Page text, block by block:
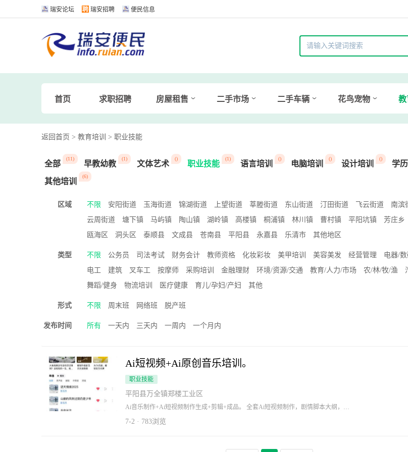
瑞安论坛 瑞安招聘 便民信息
首页 求职招聘 房屋租售 二手市场 二手车辆 花鸟宠物 教
返回首页 > 教育培训 > 职业技能
全部
(11)
早教幼教
(1)
文体艺术
()
职业技能
(1)
语言培训
()
电脑培训
()
设计培训
()
学
其他培训
(6)
区域 不限 安阳街道 玉海街道 锦湖街道 上望街道 莘塍街道 东山街道 汀田街道 飞云街道 南滨
云周街道
塘下镇 马屿镇 陶山镇 湖岭镇 高楼镇 桐浦镇 林川镇 曹村镇 平阳坑镇 芳庄乡
瓯海区
洞头区 泰顺县 文成县 苍南县 平阳县 永嘉县 乐清市 其他地区
类型 不限 公务员 司法考试 财务会计 教师资格 化妆彩妆 美甲培训 美容美发 经营管理 电器/
电工
建筑 叉车工 按摩师 采购培训 金融理财 环境/资源/交通 教育/人力/市场 农/林/牧/渔
舞蹈/健身
物流培训 医疗健康 育儿/孕妇/产妇 其他
形式 不限 周末班 网络班 脱产班
发布时间 所有 一天内 三天内 一周内 一个月内
Ai短视频+Ai原创音乐培训。
职业技能
平阳县万全镇郑楼工业区
Ai音乐制作+Ai短视频制作生成+剪辑+成品。 全套Ai短视频制作，剧情脚本大纲，人
买专业软件，专业设备，线下一对一指导教学。全套打包一口价不到千元！全网最专
7-2 · 783浏览